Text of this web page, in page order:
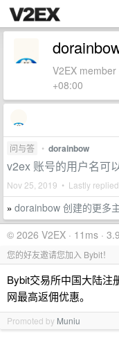
V2EX
+08:00
问与答 • dorainbow
v2ex 账号的用户名可
Nov 25, 2019 • Lastly
» dorainbow 创建的更多
© 2026 V2EX · 11ms ·
您的好友邀请您加入 Bybit！
Bybit交易所中国大陆注
网最高返佣优惠。
Promoted by Muniu